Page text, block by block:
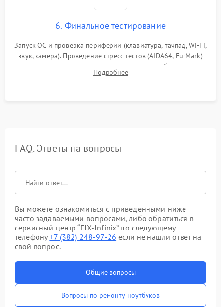
6. Финальное тестирование
Запуск ОС и проверка периферии (клавиатура, тачпад, Wi-Fi,
звук, камера). Проведение стресс-тестов (AIDA64, FurMark)
для контроля температурного режима и стабильности
системы под пиковой нагрузкой.
Подробнее
FAQ. Ответы на вопросы
Вы можете ознакомиться с приведенными ниже
часто задаваемыми вопросами, либо обратиться в
сервисный центр “FIX-Infinix” по следующему
телефону+7 (382) 248-97-26 если не нашли ответ на
свой вопрос.
Общие вопросы
Вопросы по ремонту ноутбуков